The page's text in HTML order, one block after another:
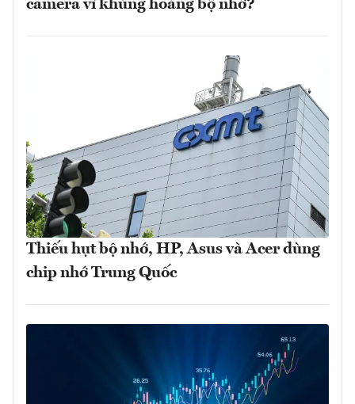
camera vì khủng hoảng bộ nhớ?
Thiếu hụt bộ nhớ, HP, Asus và Acer dùng
chip nhớ Trung Quốc